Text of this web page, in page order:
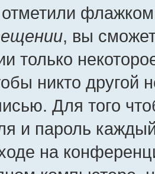
, вы
только
никто другой
Для того
и пароль
на